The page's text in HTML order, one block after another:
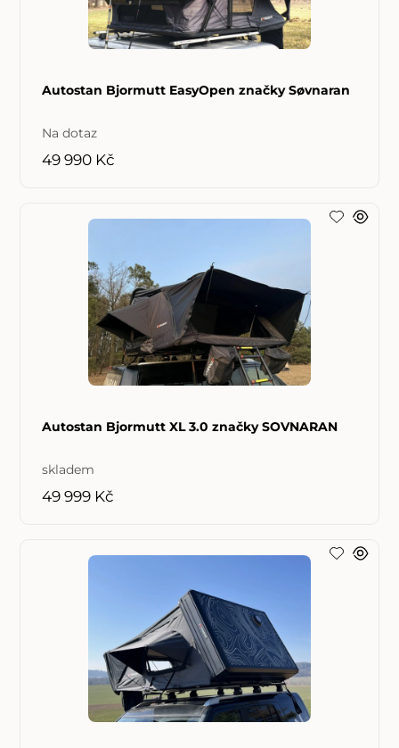
Autostan Bjormutt EasyOpen značky Søvnaran
Na dotaz
49 990 Kč
Autostan Bjormutt XL 3.0 značky SOVNARAN
skladem
49 999 Kč